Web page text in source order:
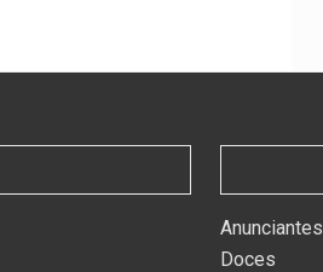
Anunciantes
Doces